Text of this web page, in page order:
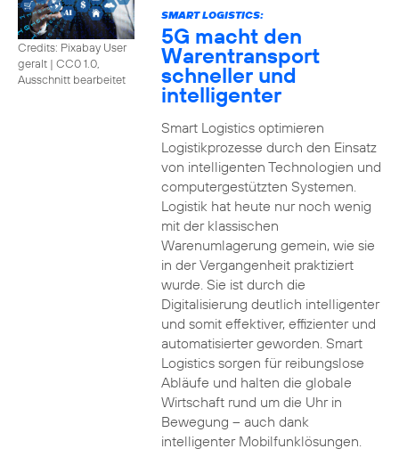
Credits: Pixabay User
geralt | CC0 1.0,
Ausschnitt bearbeitet
SMART LOGISTICS:
5G macht den
Warentransport
schneller und
intelligenter
Smart Logistics optimieren
Logistikprozesse durch den Einsatz
von intelligenten Technologien und
computergestützten Systemen.
Logistik hat heute nur noch wenig
mit der klassischen
Warenumlagerung gemein, wie sie
in der Vergangenheit praktiziert
wurde. Sie ist durch die
Digitalisierung deutlich intelligenter
und somit effektiver, effizienter und
automatisierter geworden. Smart
Logistics sorgen für reibungslose
Abläufe und halten die globale
Wirtschaft rund um die Uhr in
Bewegung – auch dank
intelligenter Mobilfunklösungen.